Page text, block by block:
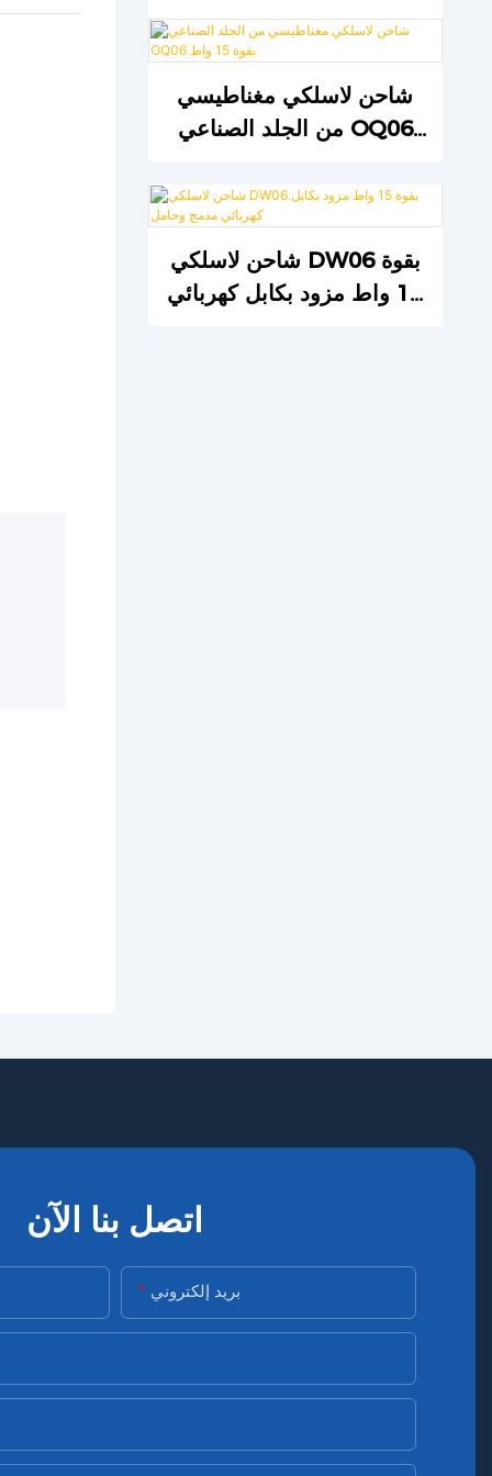
شاحن لاسلكي مغناطيسي
من الجلد الصناعي OQ06
شاحن لاسلكي DW06 بقوة
15 واط مزود بكابل كهربائي
اتصل بنا الآن
بريد إلكتروني